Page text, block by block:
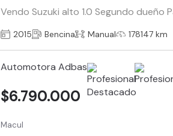
Vendo Suzuki alto 1.0 Segundo dueño
2015 Bencina Manual 178147 km
Automotora Adbas
Macul
$6.790.000